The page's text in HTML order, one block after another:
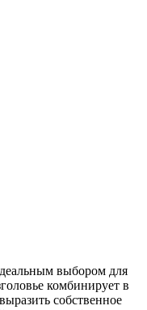
выбором для
комбинирует в
собственное